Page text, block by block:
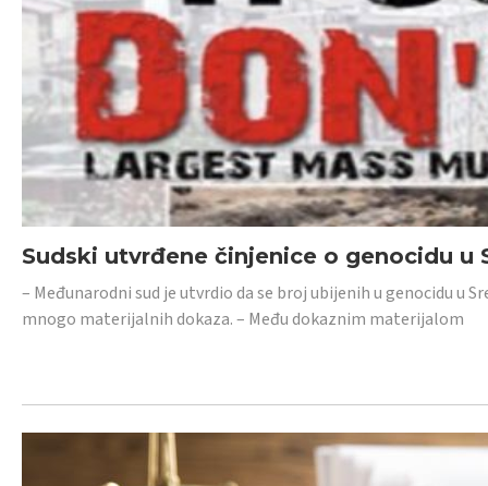
Sudski utvrđene činjenice o genocidu u
– Međunarodni sud je utvrdio da se broj ubijenih u genocidu u
mnogo materijalnih dokaza. – Među dokaznim materijalom